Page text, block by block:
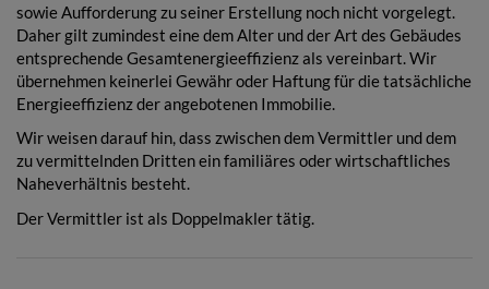
sowie Aufforderung zu seiner Erstellung noch nicht vorgelegt.
Daher gilt zumindest eine dem Alter und der Art des Gebäudes
entsprechende Gesamtenergieeffizienz als vereinbart. Wir
übernehmen keinerlei Gewähr oder Haftung für die tatsächliche
Energieeffizienz der angebotenen Immobilie.
Wir weisen darauf hin, dass zwischen dem Vermittler und dem
zu vermittelnden Dritten ein familiäres oder wirtschaftliches
Naheverhältnis besteht.
Der Vermittler ist als Doppelmakler tätig.